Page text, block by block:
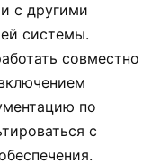
с другими
системы.
совместно
по
с